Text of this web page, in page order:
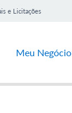
e Licitações
Meu Negócio